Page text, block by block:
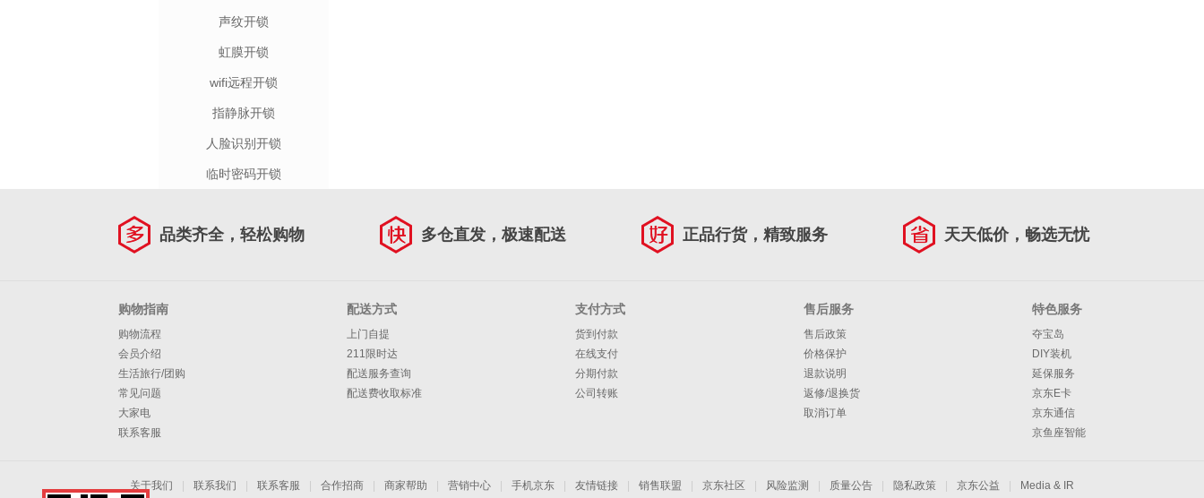
声纹开锁
虹膜开锁
wifi远程开锁
指静脉开锁
人脸识别开锁
临时密码开锁
品类齐全，轻松购物 多仓直发，极速配送 正品行货，精致服务 天天低价，畅选无忧
购物指南
购物流程
会员介绍
生活旅行/团购
常见问题
大家电
联系客服
配送方式
上门自提
211限时达
配送服务查询
配送费收取标准
支付方式
货到付款
在线支付
分期付款
公司转账
售后服务
售后政策
价格保护
退款说明
返修/退换货
取消订单
特色服务
夺宝岛
DIY装机
延保服务
京东E卡
京东通信
京鱼座智能
关于我们 联系我们 联系客服 合作招商 商家帮助 营销中心 手机京东 友情链接 销售联盟 京东社区 风险监测 质量公告 隐私政策 京东公益 Media & IR